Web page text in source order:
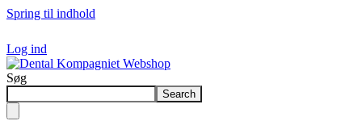
Spring til indhold
Log ind
Søg
Search